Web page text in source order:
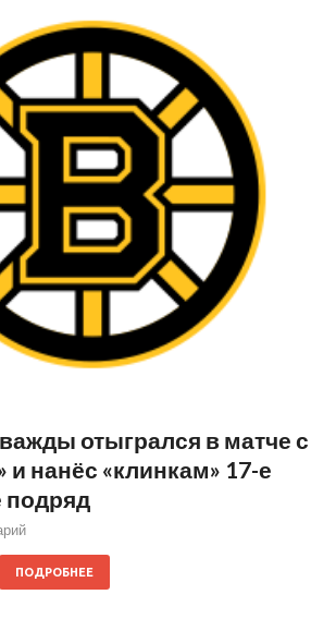
отыгрался в матче с
нанёс «клинкам» 17-е
подряд
ПОДРОБНЕЕ